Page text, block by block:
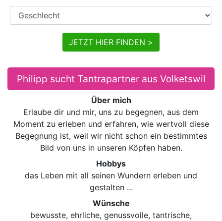
Geschlecht
JETZT HIER FINDEN >
Philipp sucht Tantrapartner aus Volketswil
Über mich
Erlaube dir und mir, uns zu begegnen, aus dem
Moment zu erleben und erfahren, wie wertvoll diese
Begegnung ist, weil wir nicht schon ein bestimmtes
Bild von uns in unseren Köpfen haben.
Hobbys
das Leben mit all seinen Wundern erleben und
gestalten ...
Wünsche
bewusste, ehrliche, genussvolle, tantrische,